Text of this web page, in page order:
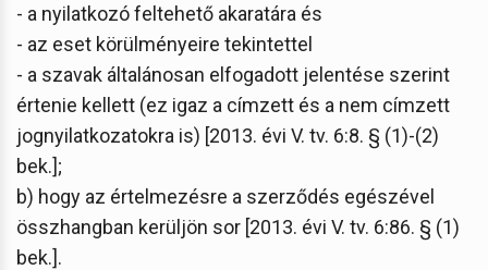
- a nyilatkozó feltehető akaratára és
- az eset körülményeire tekintettel
- a szavak általánosan elfogadott jelentése szerint
értenie kellett (ez igaz a címzett és a nem címzett
jognyilatkozatokra is) [2013. évi V. tv. 6:8. § (1)-(2)
bek.];
b) hogy az értelmezésre a szerződés egészével
összhangban kerüljön sor [2013. évi V. tv. 6:86. § (1)
bek.].